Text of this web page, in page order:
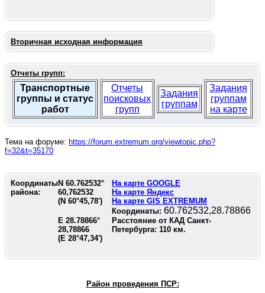
Вторичная исходная информация
Отчеты групп:
Транспортные
группы и статус
работ
Отчеты
поисковых
групп
Задания
группам
Задания
группам
на карте
Тема на форуме: https://forum.extremum.org/viewtopic.php?
f=32&t=35170
Координаты
района:
N 60.762532°
60,762532
(N 60°45,78')
На карте GOOGLE
На карте Яндекс
На карте GIS EXTREMUM
Координаты: 60.762532,28.78866
E 28.78866°
28,78866
(E 28°47,34')
Расстояние от КАД Санкт-
Петербурга: 110 км.
Район проведения ПСР: